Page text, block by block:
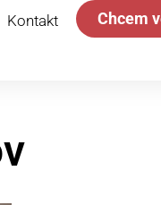
Kontakt Chcem